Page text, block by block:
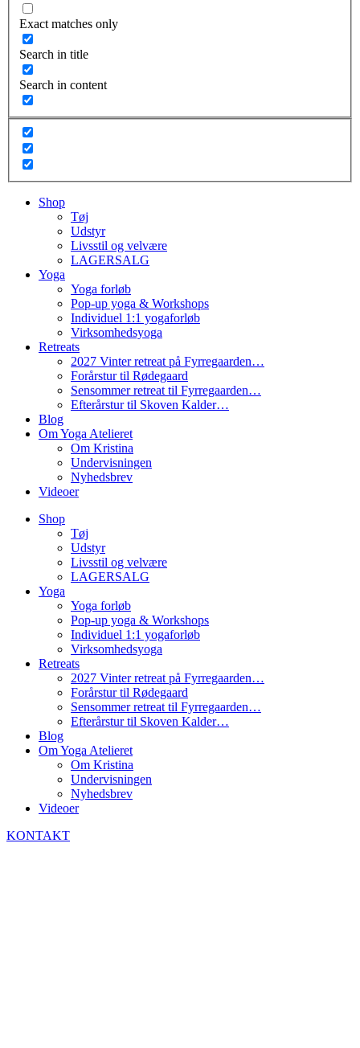
Exact matches only
Search in title
Search in content
Shop
Tøj
Udstyr
Livsstil og velvære
LAGERSALG
Yoga
Yoga forløb
Pop-up yoga & Workshops
Individuel 1:1 yogaforløb
Virksomhedsyoga
Retreats
2027 Vinter retreat på Fyrregaarden…
Forårstur til Rødegaard
Sensommer retreat til Fyrregaarden…
Efterårstur til Skoven Kalder…
Blog
Om Yoga Atelieret
Om Kristina
Undervisningen
Nyhedsbrev
Videoer
Shop
Tøj
Udstyr
Livsstil og velvære
LAGERSALG
Yoga
Yoga forløb
Pop-up yoga & Workshops
Individuel 1:1 yogaforløb
Virksomhedsyoga
Retreats
2027 Vinter retreat på Fyrregaarden…
Forårstur til Rødegaard
Sensommer retreat til Fyrregaarden…
Efterårstur til Skoven Kalder…
Blog
Om Yoga Atelieret
Om Kristina
Undervisningen
Nyhedsbrev
Videoer
KONTAKT